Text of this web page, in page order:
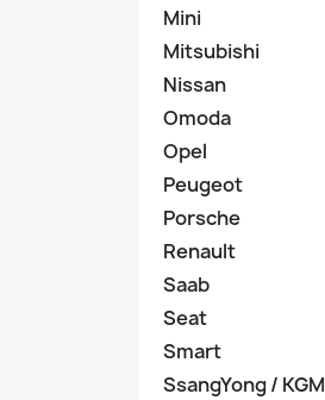
Mini
Mitsubishi
Nissan
Omoda
Opel
Peugeot
Porsche
Renault
Saab
Seat
Smart
SsangYong / KGM